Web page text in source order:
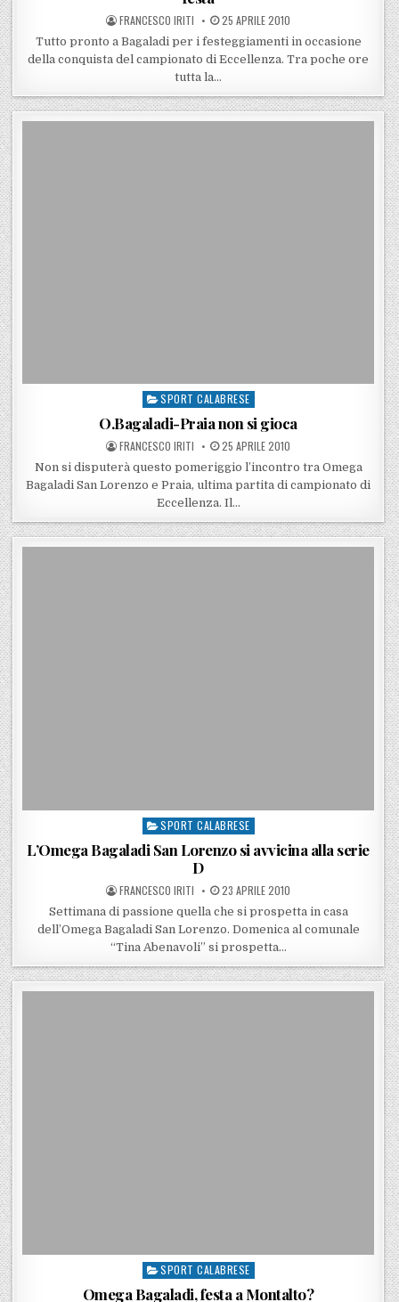
POSTED BY
FRANCESCO IRITI POSTED ON
25 APRILE 2010
Tutto pronto a Bagaladi per i festeggiamenti in occasione
della conquista del campionato di Eccellenza. Tra poche ore
tutta la…
Posted in
SPORT CALABRESE
O.Bagaladi-Praia non si gioca
POSTED BY
FRANCESCO IRITI POSTED ON
25 APRILE 2010
Non si disputerà questo pomeriggio l’incontro tra Omega
Bagaladi San Lorenzo e Praia, ultima partita di campionato di
Eccellenza. Il…
Posted in
SPORT CALABRESE
L’Omega Bagaladi San Lorenzo si avvicina alla serie
D
POSTED BY
FRANCESCO IRITI POSTED ON
23 APRILE 2010
Settimana di passione quella che si prospetta in casa
dell’Omega Bagaladi San Lorenzo. Domenica al comunale
“Tina Abenavoli” si prospetta…
Posted in
SPORT CALABRESE
Omega Bagaladi, festa a Montalto?